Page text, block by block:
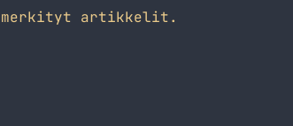
merkityt artikkelit.